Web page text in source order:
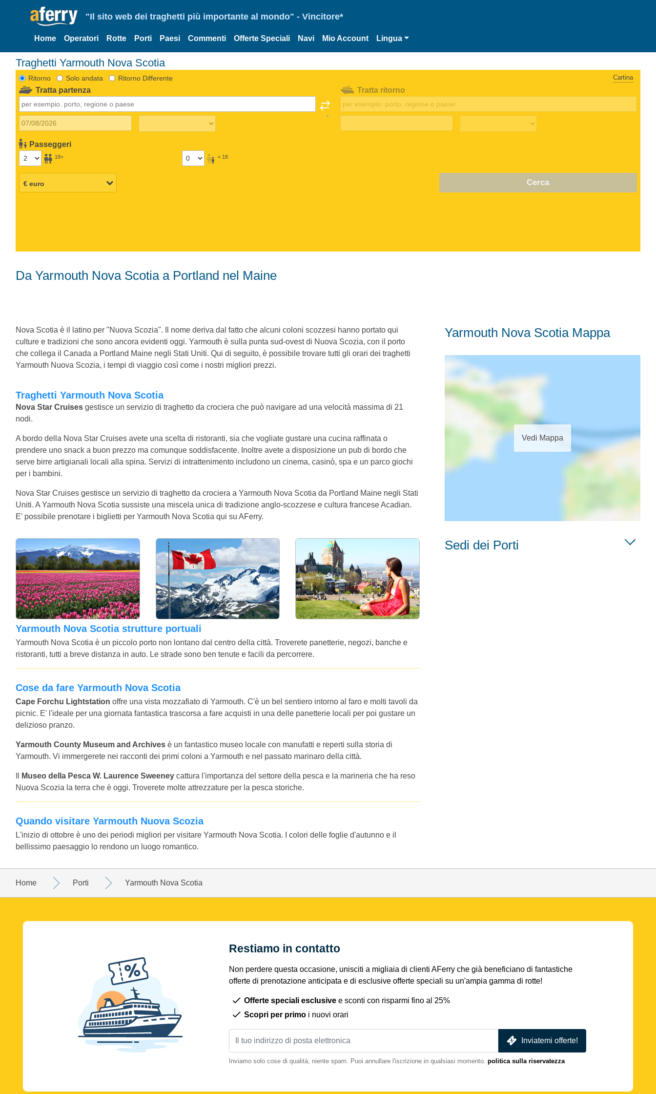
"Il sito web dei traghetti più importante al mondo" - Vincitore*
Home Operatori Rotte Porti Paesi Commenti Offerte Speciali Navi Mio Account Lingua
Traghetti Yarmouth Nova Scotia
Ritorno Solo andata Ritorno Differente Cartina
Tratta partenza
Passeggeri
18+ < 18
Tratta ritorno
Cerca
Da Yarmouth Nova Scotia a Portland nel Maine
Nova Scotia è il latino per "Nuova Scozia". Il nome deriva dal fatto che alcuni coloni scozzesi hanno portato qui
culture e tradizioni che sono ancora evidenti oggi. Yarmouth è sulla punta sud-ovest di Nuova Scozia, con il porto
che collega il Canada a Portland Maine negli Stati Uniti. Qui di seguito, è possibile trovare tutti gli orari dei traghetti
Yarmouth Nuova Scozia, i tempi di viaggio così come i nostri migliori prezzi.
Traghetti Yarmouth Nova Scotia
Nova Star Cruises gestisce un servizio di traghetto da crociera che può navigare ad una velocità massima di 21
nodi.
A bordo della Nova Star Cruises avete una scelta di ristoranti, sia che vogliate gustare una cucina raffinata o
prendere uno snack a buon prezzo ma comunque soddisfacente. Inoltre avete a disposizione un pub di bordo che
serve birre artigianali locali alla spina. Servizi di intrattenimento includono un cinema, casinò, spa e un parco giochi
per i bambini.
Nova Star Cruises gestisce un servizio di traghetto da crociera a Yarmouth Nova Scotia da Portland Maine negli Stati
Uniti. A Yarmouth Nova Scotia sussiste una miscela unica di tradizione anglo-scozzese e cultura francese Acadian.
E' possibile prenotare i biglietti per Yarmouth Nova Scotia qui su AFerry.
Yarmouth Nova Scotia strutture portuali
Yarmouth Nova Scotia è un piccolo porto non lontano dal centro della città. Troverete panetterie, negozi, banche e
ristoranti, tutti a breve distanza in auto. Le strade sono ben tenute e facili da percorrere.
Cose da fare Yarmouth Nova Scotia
Cape Forchu Lightstation offre una vista mozzafiato di Yarmouth. C'è un bel sentiero intorno al faro e molti tavoli da
picnic. E' l'ideale per una giornata fantastica trascorsa a fare acquisti in una delle panetterie locali per poi gustare un
delizioso pranzo.
Yarmouth County Museum and Archives è un fantastico museo locale con manufatti e reperti sulla storia di
Yarmouth. Vi immergerete nei racconti dei primi coloni a Yarmouth e nel passato marinaro della città.
Museo della Pesca W. Laurence Sweeney cattura l'importanza del settore della pesca e la marineria che ha reso
Nuova Scozia la terra che è oggi. Troverete molte attrezzature per la pesca storiche.
Quando visitare Yarmouth Nuova Scozia
L'inizio di ottobre è uno dei periodi migliori per visitare Yarmouth Nova Scotia. I colori delle foglie d'autunno e il
bellissimo paesaggio lo rendono un luogo romantico.
Yarmouth Nova Scotia Mappa
Vedi Mappa
Sedi dei Porti
Home Porti Yarmouth Nova Scotia
Restiamo in contatto
Non perdere questa occasione, unisciti a migliaia di clienti AFerry che già beneficiano di fantastiche
offerte di prenotazione anticipata e di esclusive offerte speciali su un'ampia gamma di rotte!
Offerte speciali esclusive e sconti con risparmi fino al 25%
Scopri per primo i nuovi orari
Inviatemi offerte!
Inviamo solo cose di qualità, niente spam. Puoi annullare l'iscrizione in qualsiasi momento. politica sulla riservatezza